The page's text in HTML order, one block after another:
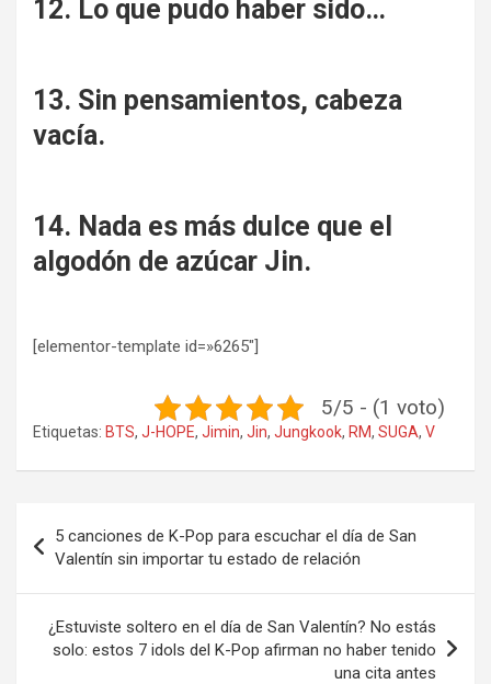
12. Lo que pudo haber sido…
13. Sin pensamientos, cabeza
vacía.
14. Nada es más dulce que el
algodón de azúcar Jin.
[elementor-template id=»6265″]
5/5 - (1 voto)
Etiquetas: BTS, J-HOPE, Jimin, Jin, Jungkook, RM, SUGA, V
de
entradas
5 canciones de K-Pop para escuchar el día de San
Valentín sin importar tu estado de relación
¿Estuviste soltero en el día de San Valentín? No estás
solo: estos 7 idols del K-Pop afirman no haber tenido
una cita antes